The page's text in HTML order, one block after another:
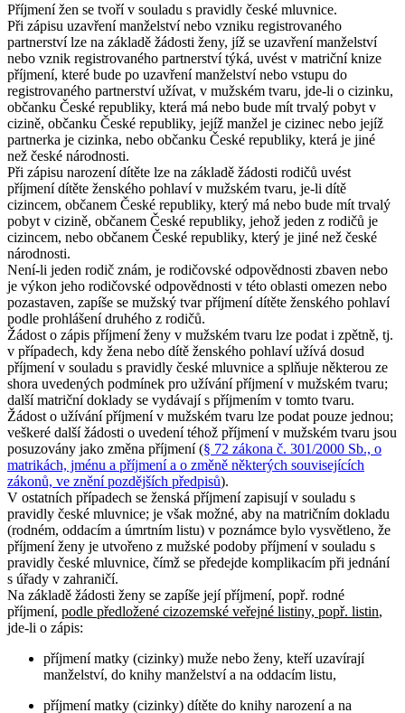
Příjmení žen se tvoří v souladu s pravidly české mluvnice.
Při zápisu uzavření manželství nebo vzniku registrovaného
partnerství lze na základě žádosti ženy, jíž se uzavření manželství
nebo vznik registrovaného partnerství týká, uvést v matriční knize
příjmení, které bude po uzavření manželství nebo vstupu do
registrovaného partnerství užívat, v mužském tvaru, jde-li o cizinku,
občanku České republiky, která má nebo bude mít trvalý pobyt v
cizině, občanku České republiky, jejíž manžel je cizinec nebo jejíž
partnerka je cizinka, nebo občanku České republiky, která je jiné
než české národnosti.
Při zápisu narození dítěte lze na základě žádosti rodičů uvést
příjmení dítěte ženského pohlaví v mužském tvaru, je-li dítě
cizincem, občanem České republiky, který má nebo bude mít trvalý
pobyt v cizině, občanem České republiky, jehož jeden z rodičů je
cizincem, nebo občanem České republiky, který je jiné než české
národnosti.
Není-li jeden rodič znám, je rodičovské odpovědnosti zbaven nebo
je výkon jeho rodičovské odpovědnosti v této oblasti omezen nebo
pozastaven, zapíše se mužský tvar příjmení dítěte ženského pohlaví
podle prohlášení druhého z rodičů.
Žádost o zápis příjmení ženy v mužském tvaru lze podat i zpětně, tj.
v případech, kdy žena nebo dítě ženského pohlaví užívá dosud
příjmení v souladu s pravidly české mluvnice a splňuje některou ze
shora uvedených podmínek pro užívání příjmení v mužském tvaru;
další matriční doklady se vydávají s příjmením v tomto tvaru.
Žádost o užívání příjmení v mužském tvaru lze podat pouze jednou;
veškeré další žádosti o uvedení téhož příjmení v mužském tvaru jsou
posuzovány jako změna příjmení (§ 72 zákona č. 301/2000 Sb., o
matrikách, jménu a příjmení a o změně některých souvisejících
zákonů, ve znění pozdějších předpisů).
V ostatních případech se ženská příjmení zapisují v souladu s
pravidly české mluvnice; je však možné, aby na matričním dokladu
(rodném, oddacím a úmrtním listu) v poznámce bylo vysvětleno, že
příjmení ženy je utvořeno z mužské podoby příjmení v souladu s
pravidly české mluvnice, čímž se předejde komplikacím při jednání
s úřady v zahraničí.
Na základě žádosti ženy se zapíše její příjmení, popř. rodné
příjmení, podle předložené cizozemské veřejné listiny, popř. listin,
jde-li o zápis:
příjmení matky (cizinky) muže nebo ženy, kteří uzavírají
manželství, do knihy manželství a na oddacím listu,
příjmení matky (cizinky) dítěte do knihy narození a na